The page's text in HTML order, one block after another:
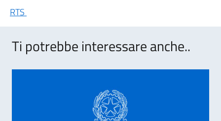
RTS
Ti potrebbe interessare anche..